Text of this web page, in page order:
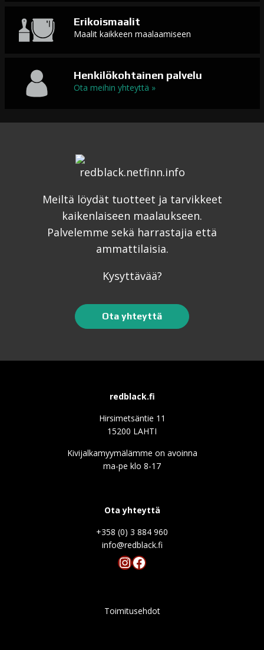
Erikoismaalit
Maalit kaikkeen maalaamiseen
Henkilökohtainen palvelu
Ota meihin yhteyttä »
Meiltä löydät tuotteet ja tarvikkeet
kaikenlaiseen maalaukseen.
Palvelemme sekä harrastajia että
ammattilaisia.
Kysyttävää?
Ota yhteyttä
redblack.fi
Hirsimetsäntie 11
15200 LAHTI
Kivijalkamyymälämme on avoinna
ma-pe klo 8-17
Ota yhteyttä
+358 (0) 3 884 960
info@redblack.f
Instagram
Facebook
Toimitusehdot